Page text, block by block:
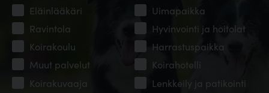
Eläinlääkäri
Uimapaikka
Ravintola
Hyvinvointi ja hoitolat
Koirakoulu
Harrastuspaikka
Muut palvelut
Koirahotelli
Koirakuvaaja
Lenkkeily ja patikointi